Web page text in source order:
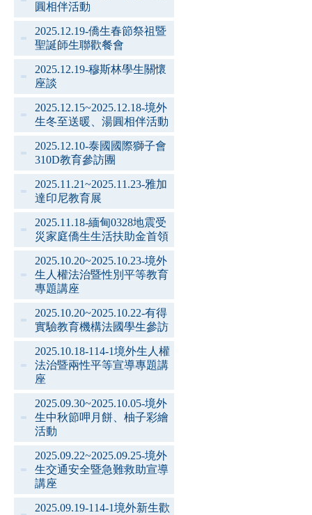
圓相伴活動
2025.12.19-僑生春節祭祖暨
聖誕師生聯歡餐會
2025.12.19-穆斯林學生關懷
座談
2025.12.15~2025.12.18-境外
生冬至送暖、湯圓相伴活動
2025.12.10-泰國國際獅子會
310D教育參訪團
2025.11.21~2025.11.23-雅加
達印尼教育展
2025.11.18-緬甸0328地震受
災家庭僑生生活扶助金首領
2025.10.20~2025.10.23-境外
生人權法治暨性別平等教育
專題講座
2025.10.20~2025.10.22-有得
實驗教育機構法國學生參訪
2025.10.18-114-1境外生人權
法治暨兩性平等宣導專題講
座
2025.09.30~2025.10.05-境外
生中秋節呷月餅、柚子彩繪
活動
2025.09.22~2025.09.25-境外
生交通安全暨急難救助宣導
講座
2025.09.19-114-1境外新生歡